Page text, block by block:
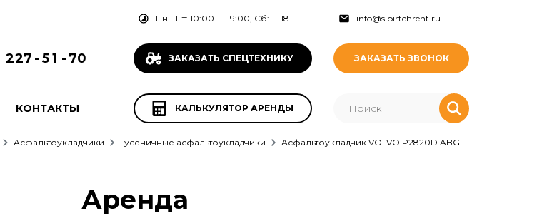
Пн - Пт: 10:00 — 19:00, Сб: 11-18 info@sibirtehrent.ru
227 - 51 - 70 ЗАКАЗАТЬ СПЕЦТЕХНИКУ ЗАКАЗАТЬ ЗВОНОК
КОНТАКТЫ КАЛЬКУЛЯТОР АРЕНДЫ
Асфальтоукладчики Гусеничные асфальтоукладчики Асфальтоукладчик VOLVO P2820D ABG
Аренда